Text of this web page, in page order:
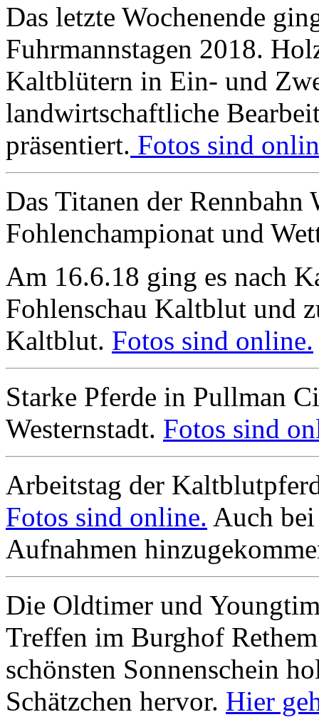
Das letzte Wochenende
Fuhrmannstagen 2018.
Kaltblütern in Ein- und
landwirtschaftliche
präsentiert. Fotos sind
Das Titanen der
Fohlenchampionat und
Am 16.6.18 ging es nach
Fohlenschau Kaltblut und
Kaltblut. Fotos sind online.
Starke Pferde in Pullman
Westernstadt. Fotos sind
Arbeitstag der
Fotos sind online. Auch
Aufnahmen
Die Oldtimer und
Treffen im Burghof
schönsten Sonnenschein
Schätzchen hervor. Hier